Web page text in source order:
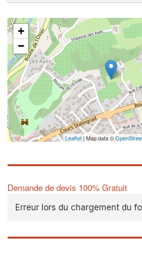
+
−
Leaflet| Map data ©
Demande de devis 100% Gratuit
Erreur lors du chargement du